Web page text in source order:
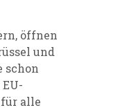
öffnen
und
schon
alle